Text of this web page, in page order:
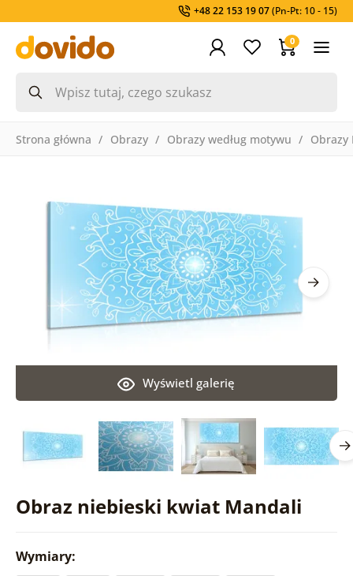
+48 22 153 19 07(Pn-Pt: 10 - 15)
0
Strona główna Obrazy Obrazy według motywu Obrazy
Obraz niebieski kwiat Mandali
Wyświetl galerię
Wymiary: